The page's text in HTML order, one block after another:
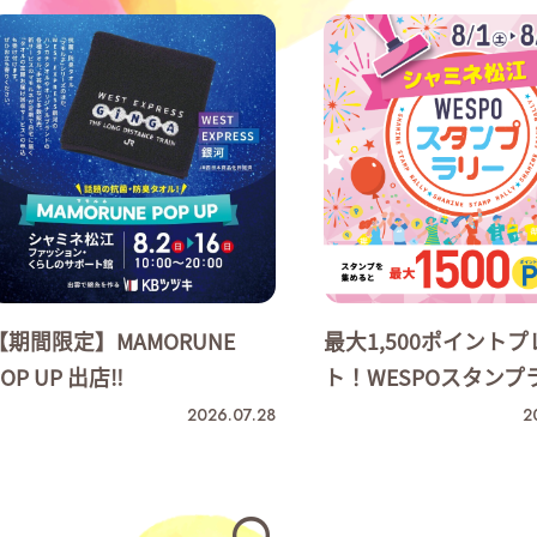
期間限定】MAMORUNE
UP 出店‼
2026.07.28
最大1,500ポイントプ
ト！WESPOスタンプ